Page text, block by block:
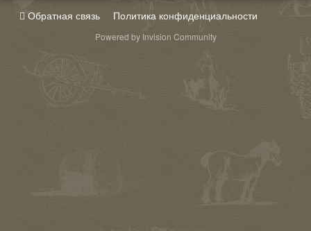
Обратная связь Политика конфиденциальности
Powered by Invision Community